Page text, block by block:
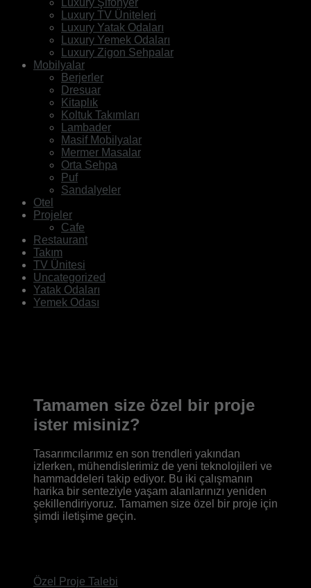
Luxury Şifonyer
Luxury TV Üniteleri
Luxury Yatak Odaları
Luxury Yemek Odaları
Luxury Zigon Sehpalar
Mobilyalar
Berjerler
Dresuar
Kitaplık
Koltuk Takımları
Lambader
Masif Mobilyalar
Mermer Masalar
Orta Sehpa
Puf
Sandalyeler
Otel
Projeler
Cafe
Restaurant
Takım
TV Ünitesi
Uncategorized
Yatak Odaları
Yemek Odası
Tamamen size özel bir proje
ister misiniz?
Tasarımcılarımız en son trendleri yakından
izlerken, mühendislerimiz de yeni teknolojileri ve
hammaddeleri takip ediyor. Bu iki çalışmanın
harika bir senteziyle yaşam alanlarınızı yeniden
şekillendiriyoruz. Tamamen size özel bir proje için
şimdi iletişime geçin.
Özel Proje Talebi